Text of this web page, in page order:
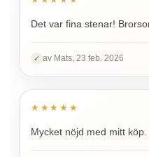
Det var fina stenar!
✓ av Mats, 23 feb. 2026
★★★★★
Mycket nöjd med mitt